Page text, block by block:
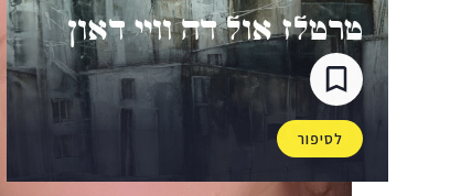
טרטלז אול דה וויי דאון
לסיפור